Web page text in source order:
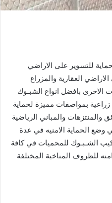
للتسوير على الاراضي
العقارية والمزراع
الاخرى بافضل انواع الشبـوك
زراعية بمواصفات مميزة لحماية
والمنتزهات والمباني الرياضية
وضع الحماية الامنيه في عدة
الشـبـوك للمحميات في كافة
للظروف المناخية المختلفة